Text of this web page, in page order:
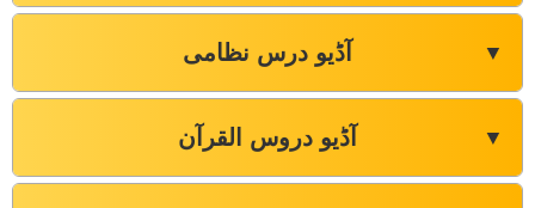
آڈیو درس نظامی ▼
آڈیو دروس القرآن ▼